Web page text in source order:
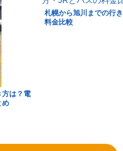
方は？電
め
札幌から旭川までの行
料金比較